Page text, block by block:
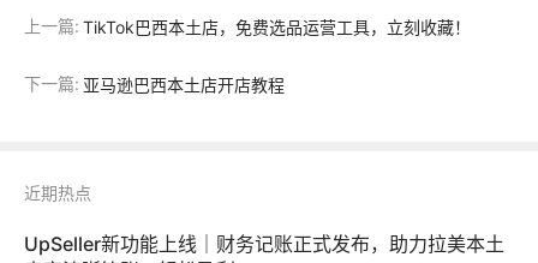
上一篇: TikTok巴西本土店，免费选品运营工具，立刻收藏！
下一篇: 亚马逊巴西本土店开店教程
近期热点
UpSeller新功能上线｜财务记账正式发布，助力拉美本土